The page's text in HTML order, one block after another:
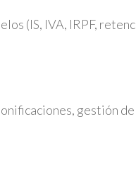
(IS, IVA, IRPF,
gestión